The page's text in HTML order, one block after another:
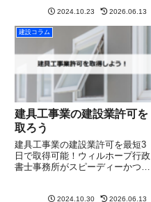
設現場と産業廃棄物は、切っても
切れない関係にあります。特に原
状回復工事や解体工事の現場で
は、産業廃棄物の運搬まで自社で
2024.10.23 2026.06.13
建設コラム
建具工事業の建設業許可を
取ろう
建具工事業の建設業許可を最短3
日で取得可能！ウィルホープ行政
書士事務所がスピーディーかつ確
2024.10.30 2026.06.13